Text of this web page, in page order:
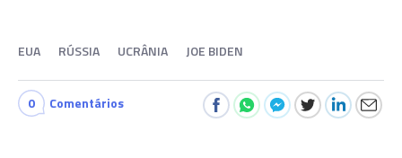
EUA RÚSSIA UCRÂNIA JOE BIDEN
0 Comentários